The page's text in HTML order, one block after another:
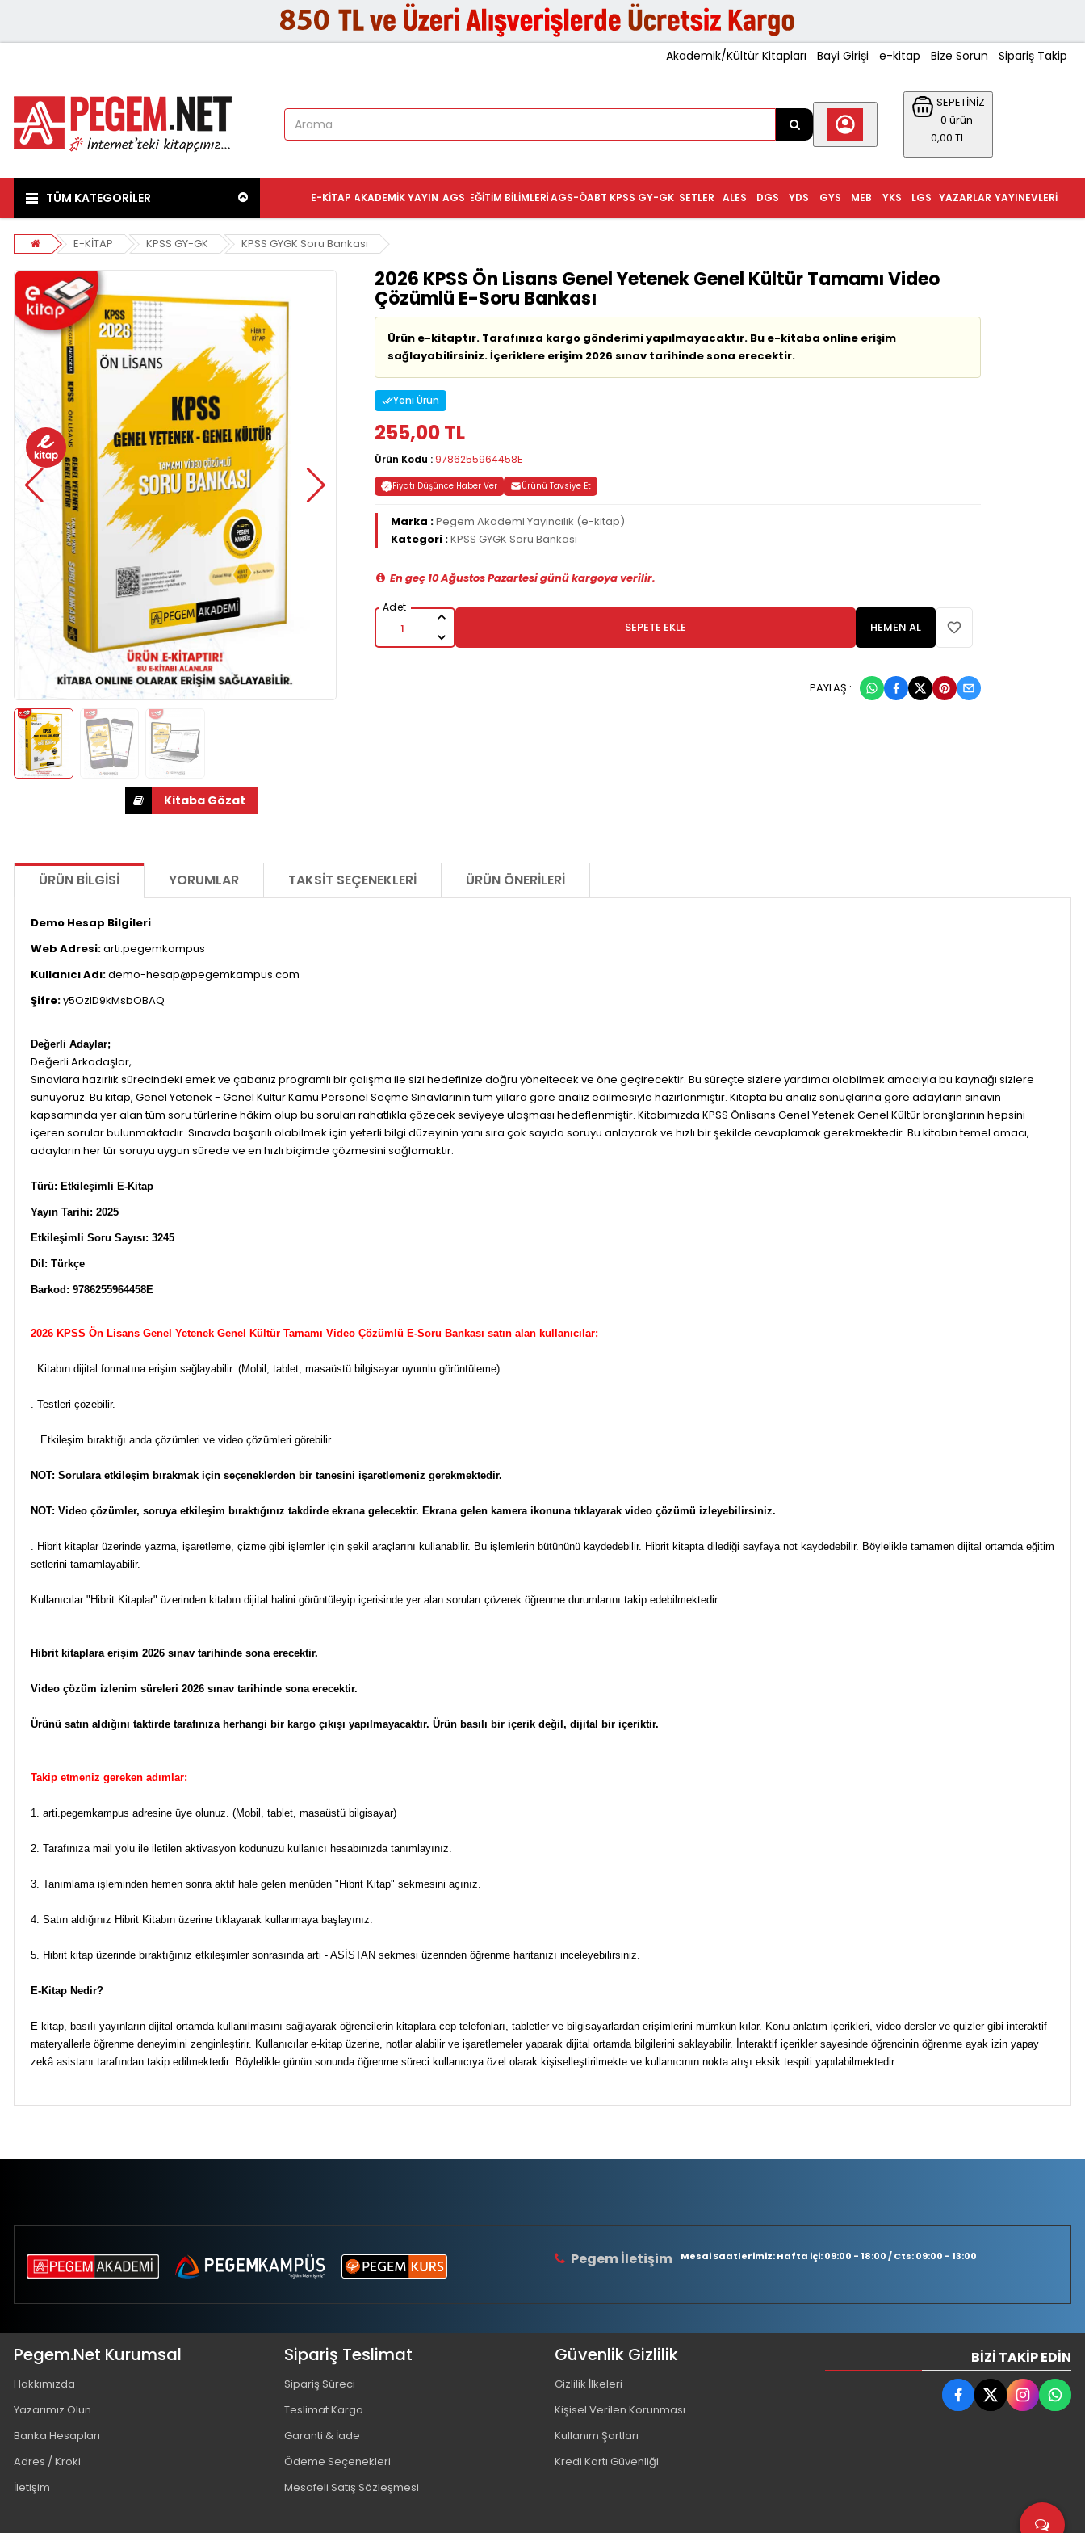
Akademik/Kültür Kitapları Bayi Girişi e-kitap Bize Sorun Sipariş Takip
SEPETİNİZ
0 ürün -
0,00 TL
TÜM KATEGORİLER YAYINEVLERI
YAZARLAR
LGS
YKS
MEB
GYS
YDS
DGS
ALES
SETLER
KPSS GY-GK
AGS-ÖABT
EĞITIM BILIMLERI
AGS
AKADEMIK YAYIN
E-KITAP
E-KİTAP KPSS GY-GK KPSS GYGK Soru Bankası
2026 KPSS Ön Lisans Genel Yetenek Genel Kültür Tamamı Video
Çözümlü E-Soru Bankası
Ürün e-kitaptır. Tarafınıza kargo gönderimi yapılmayacaktır. Bu e-kitaba online erişim
sağlayabilirsiniz. İçeriklere erişim 2026 sınav tarihinde sona erecektir.
Yeni Ürün
255,00 TL
Ürün Kodu : 9786255964458E
Fiyatı Düşünce Haber Ver Ürünü Tavsiye Et
Marka :Pegem Akademi Yayıncılık (e-kitap)
Kategori :KPSS GYGK Soru Bankası
En geç 10 Ağustos Pazartesi günü kargoya verilir.
SEPETE EKLE HEMEN AL
PAYLAŞ :
ÜRÜN BILGISI YORUMLAR TAKSIT SEÇENEKLERI ÜRÜN ÖNERILERI
Demo Hesap Bilgileri
Web Adresi:arti.pegemkampus
Kullanıcı Adı:demo-hesap@pegemkampus.com
Şifre:y5OzID9kMsbOBAQ
Değerli Adaylar;
Değerli Arkadaşlar,
Sınavlara hazırlık sürecindeki emek ve çabanız programlı bir çalışma ile sizi hedefinize doğru yöneltecek ve öne geçirecektir. Bu süreçte sizlere yardımcı olabilmek amacıyla bu kaynağı sizlere
sunuyoruz. Bu kitap, Genel Yetenek - Genel Kültür Kamu Personel Seçme Sınavlarının tüm yıllara göre analiz edilmesiyle hazırlanmıştır. Kitapta bu analiz sonuçlarına göre adayların sınavın
kapsamında yer alan tüm soru türlerine hâkim olup bu soruları rahatlıkla çözecek seviyeye ulaşması hedeflenmiştir. Kitabımızda KPSS Önlisans Genel Yetenek Genel Kültür branşlarının hepsini
içeren sorular bulunmaktadır. Sınavda başarılı olabilmek için yeterli bilgi düzeyinin yanı sıra çok sayıda soruyu anlayarak ve hızlı bir şekilde cevaplamak gerekmektedir. Bu kitabın temel amacı,
adayların her tür soruyu uygun sürede ve en hızlı biçimde çözmesini sağlamaktır.
Türü: Etkileşimli E-Kitap
Yayın Tarihi: 2025
Etkileşimli Soru Sayısı: 3245
Dil: Türkçe
Barkod: 9786255964458E
2026 KPSS Ön Lisans Genel Yetenek Genel Kültür Tamamı Video Çözümlü E-Soru Bankası satın alan kullanıcılar;
. Kitabın dijital formatına erişim sağlayabilir. (Mobil, tablet, masaüstü bilgisayar uyumlu görüntüleme)
. Testleri çözebilir.
. Etkileşim bıraktığı anda çözümleri ve video çözümleri görebilir.
NOT: Sorulara etkileşim bırakmak için seçeneklerden bir tanesini işaretlemeniz gerekmektedir.
NOT: Video çözümler, soruya etkileşim bıraktığınız takdirde ekrana gelecektir. Ekrana gelen kamera ikonuna tıklayarak video çözümü izleyebilirsiniz.
. Hibrit kitaplar üzerinde yazma, işaretleme, çizme gibi işlemler için şekil araçlarını kullanabilir. Bu işlemlerin bütününü kaydedebilir. Hibrit kitapta dilediği sayfaya not kaydedebilir. Böylelikle tamamen dijital ortamda eğitim
setlerini tamamlayabilir.
Kullanıcılar "Hibrit Kitaplar" üzerinden kitabın dijital halini görüntüleyip içerisinde yer alan soruları çözerek öğrenme durumlarını takip edebilmektedir.
Hibrit kitaplara erişim 2026 sınav tarihinde sona erecektir.
Video çözüm izlenim süreleri 2026 sınav tarihinde sona erecektir.
Ürünü satın aldığını taktirde tarafınıza herhangi bir kargo çıkışı yapılmayacaktır. Ürün basılı bir içerik değil, dijital bir içeriktir.
Takip etmeniz gereken adımlar:
1. arti.pegemkampus adresine üye olunuz. (Mobil, tablet, masaüstü bilgisayar)
2. Tarafınıza mail yolu ile iletilen aktivasyon kodunuzu kullanıcı hesabınızda tanımlayınız.
3. Tanımlama işleminden hemen sonra aktif hale gelen menüden "Hibrit Kitap" sekmesini açınız.
4. Satın aldığınız Hibrit Kitabın üzerine tıklayarak kullanmaya başlayınız.
5. Hibrit kitap üzerinde bıraktığınız etkileşimler sonrasında arti - ASİSTAN sekmesi üzerinden öğrenme haritanızı inceleyebilirsiniz.
E-Kitap Nedir?
E-kitap, basılı yayınların dijital ortamda kullanılmasını sağlayarak öğrencilerin kitaplara cep telefonları, tabletler ve bilgisayarlardan erişimlerini mümkün kılar. Konu anlatım içerikleri, video dersler ve quizler gibi interaktif
materyallerle öğrenme deneyimini zenginleştirir. Kullanıcılar e-kitap üzerine, notlar alabilir ve işaretlemeler yaparak dijital ortamda bilgilerini saklayabilir. İnteraktif içerikler sayesinde öğrencinin öğrenme ayak izin yapay
zekâ asistanı tarafından takip edilmektedir. Böylelikle günün sonunda öğrenme süreci kullanıcıya özel olarak kişiselleştirilmekte ve kullanıcının nokta atışı eksik tespiti yapılabilmektedir.
Pegem İletişim Mesai Saatlerimiz: Hafta içi: 09:00 - 18:00 / Cts: 09:00 - 13:00
Pegem.Net Kurumsal
Hakkımızda
Yazarımız Olun
Banka Hesapları
Adres / Kroki
İletişim
Sipariş Teslimat
Sipariş Süreci
Teslimat Kargo
Garanti & İade
Ödeme Seçenekleri
Mesafeli Satış Sözleşmesi
Güvenlik Gizlilik
Gizlilik İlkeleri
Kişisel Verilen Korunması
Kullanım Şartları
Kredi Kartı Güvenliği
BIZI TAKIP EDIN